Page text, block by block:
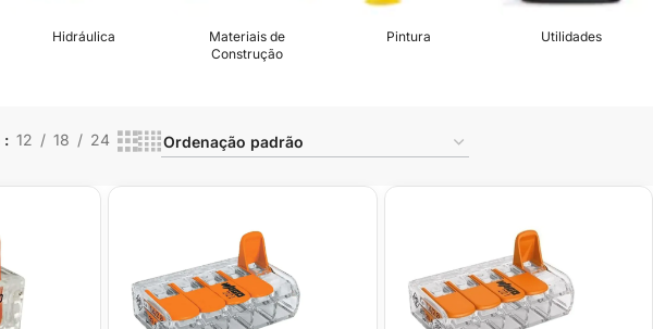
Hidráulica
Materiais de
Construção
Pintura Utilidades
12 18 24